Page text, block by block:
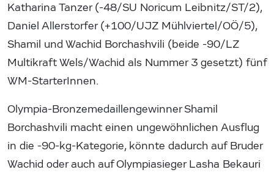
Katharina Tanzer (-48/SU Noricum Leibnitz/ST/2),
Daniel Allerstorfer (+100/UJZ Mühlviertel/OÖ/5),
Shamil und Wachid Borchashvili (beide -90/LZ
Multikraft Wels/Wachid als Nummer 3 gesetzt) fünf
WM-StarterInnen.
Olympia-Bronzemedaillengewinner Shamil
Borchashvili macht einen ungewöhnlichen Ausflug
in die -90-kg-Kategorie, könnte dadurch auf Bruder
Wachid oder auch auf Olympiasieger Lasha Bekauri